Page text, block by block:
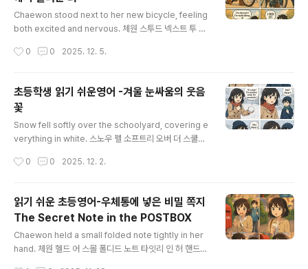
d papers in his hands. 현일 워킼 오버 위드 어 스택 오
브 컬러드 페이퍼즈 인 히즈 핸즈 현일은 색종이 한 뭉텅이
Chaewon stood next to her new bicycle, feeling
both excited and nervous. 체원 스투드 넥스트 투 허
전거 옆에 서서 설레면서도 긴장되고 있었다. Today was
earn to ride. 투데이 워즈 더 데이 쉬 프로미스트 허셀프
쉬 우드 파이널리 런 투 라이드 오늘은 마침내 자전거를 배
우기로 마음먹은 날이었다. Hyunil ran over with a big
smile on his face. 현일 랜 오버 위드 어 빅 스마일 온 히
즈 페이스 현일은 얼굴에 큰 미소를 띠고 달려왔다. “Are y
0 0 2025. 12. 5.
초등학생 읽기 쉬운영어 -겨울 눈싸움의 웃음
꽃
Snow fell softly over the schoolyard, covering e
verything in white. 스노우 펠 소프트리 오버 더 스쿨야
럽게 내려 모든 것을 하얗게 덮었다. Chaewon steppe
라우즈 인 더 콜드 에어 채원은 밖으로 나와 차가운 공기에
숨이 하얗게 변하는 걸 보았다. Hyunil waved at her fr
om across the yard. 현일 웨이브드 앳 허 프럼 어크로
스 더 야드 현일은 운동장 건너편에서 손을 흔들었다. “Le
0 0 2025. 12. 2.
읽기 쉬운 초등영어-우체통에 넣은 비밀 쪽지
The Secret Note in the POSTBOX
Chaewon held a small folded note tightly in her
hand. 체원 헬드 어 스몰 폴디드 노트 타잇리 인 허 핸드